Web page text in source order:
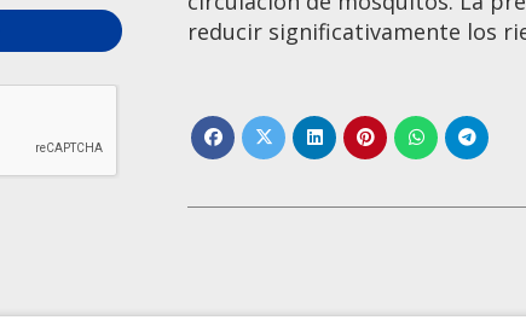
reducir significativamente los